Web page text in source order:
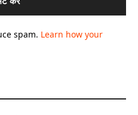
spam. Learn how your